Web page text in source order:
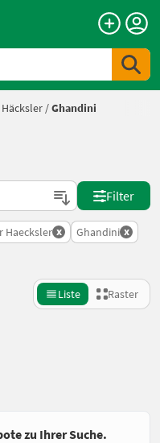
/Ghandini
Filter
Haecksler x Ghandini x
Liste Raster
zu Ihrer Suche.